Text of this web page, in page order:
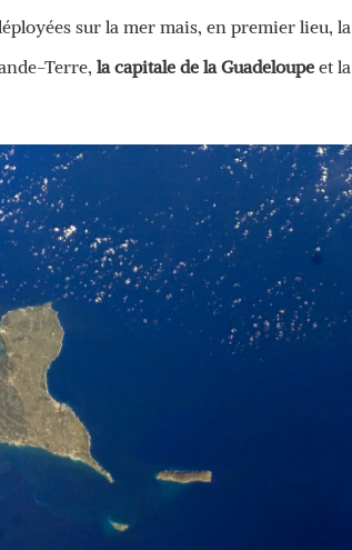
sur la mer mais, en premier lieu, la
Terre,la capitale de la Guadeloupe et la